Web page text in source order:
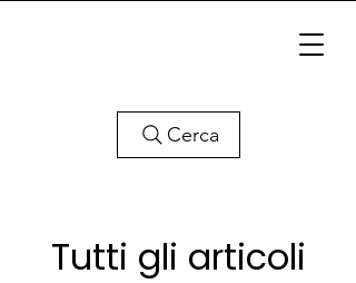
Cerca
Tutti gli articoli